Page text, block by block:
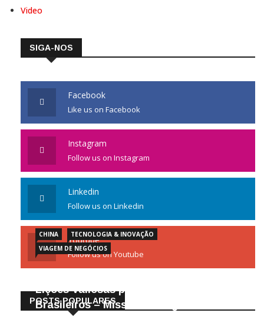
Video
SIGA-NOS
Facebook
Like us on Facebook
Instagram
Follow us on Instagram
Linkedin
Follow us on Linkedin
Youtube
Follow us on Youtube
POSTS POPULARES
CHINA
TECNOLOGIA & INOVAÇÃO
VIAGEM DE NEGÓCIOS
Lições Valiosas para Empresários
Brasileiros – Missão de Negócios China